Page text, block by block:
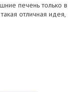
печень только в
отличная идея,